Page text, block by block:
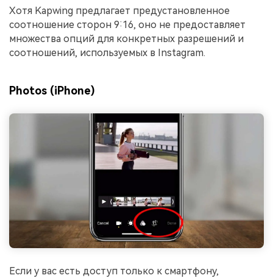
Хотя Kapwing предлагает предустановленное
соотношение сторон 9:16, оно не предоставляет
множества опций для конкретных разрешений и
соотношений, используемых в Instagram.
Photos (iPhone)
Если у вас есть доступ только к смартфону,